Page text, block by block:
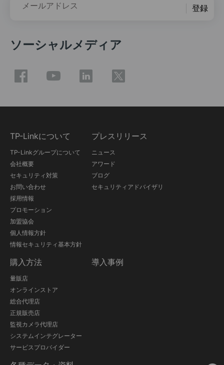
メールアドレス 登録
ソーシャルメディア
TP-Linkについて
TP-Linkグループについて
会社概要
セキュリティ対策
お問い合わせ
採用情報
プロモーション
加盟協会
個人情報方針
情報セキュリティ基本方針
プレスリリース
ニュース
アワード
ブログ
セキュリティアドバイザリ
購入方法
量販店
オンラインストア
総合代理店
正規販売店
監視カメラ代理店
システムインテグレーター
サービスプロバイダー
導入事例